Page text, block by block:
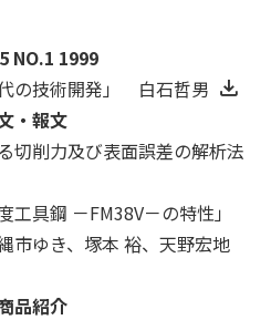
NO.1 1999
の技術開発」 白石哲男
・報文
切削力及び表面誤差の解析法
工具鋼 －FM38V－の特性」
市ゆき、塚本 裕、天野宏地
品紹介